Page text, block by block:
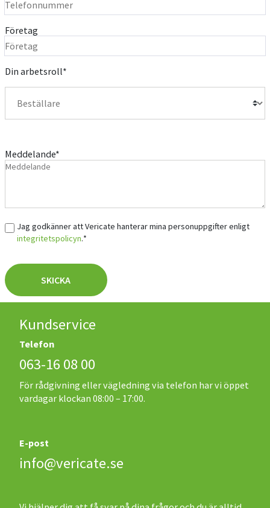
Företag
Din arbetsroll*
Meddelande*
Jag godkänner att Vericate hanterar mina personuppgifter enligt
integritetspolicyn.*
SKICKA
Kundservice
Telefon
063-16 08 00
För rådgivning eller vägledning via telefon har vi öppet
vardagar klockan 08:00 – 17:00.
E-post
info@vericate.se